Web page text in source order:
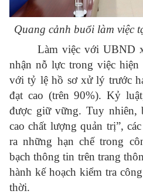
Quang cảnh buổi làm việc
Làm việc với UBND
nhận nỗ lực trong việc hiện
với tỷ lệ hồ sơ xử lý trước
đạt cao (trên 90%). Kỷ
được giữ vững. Tuy nhiên,
cao chất lượng quản trị”,
ra những hạn chế trong
bạch thông tin trên trang
hành kế hoạch kiểm tra
thời.